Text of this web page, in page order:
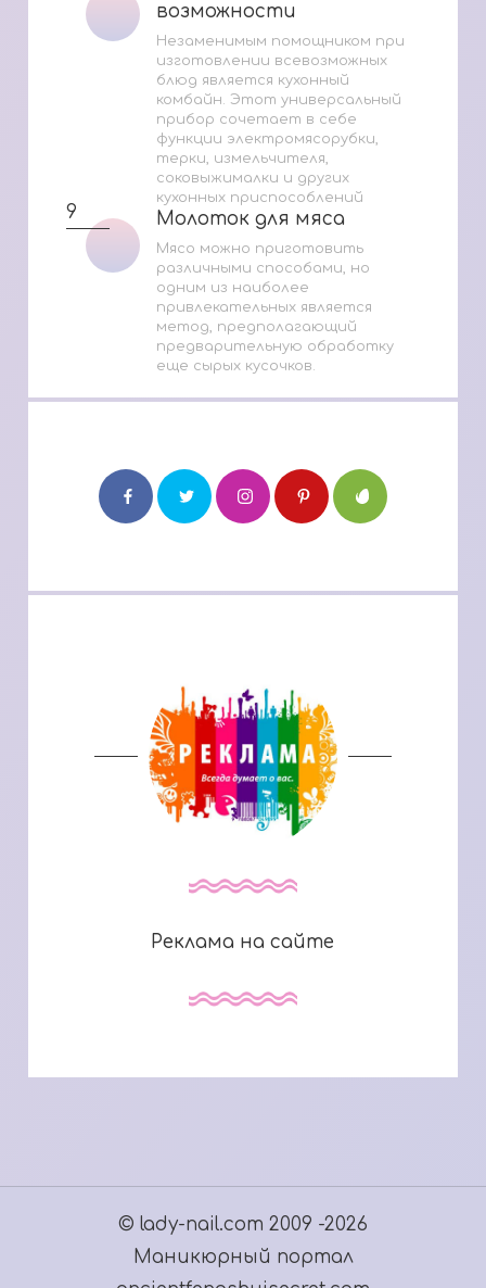
возможности
возможности
Незаменимым помощником при
изготовлении всевозможных
блюд является кухонный
комбайн. Этот универсальный
прибор сочетает в себе
функции электромясорубки,
терки, измельчителя,
соковыжималки и других
кухонных приспособлений
9 Молоток для мяса
Молоток для мяса
Мясо можно приготовить
различными способами, но
одним из наиболее
привлекательных является
метод, предполагающий
предварительную обработку
еще сырых кусочков.
Реклама на сайте
© lady-nail.com 2009 -2026
Маникюрный портал